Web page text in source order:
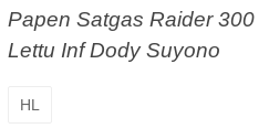
Papen Satgas Raider 300
Lettu Inf Dody Suyono
HL